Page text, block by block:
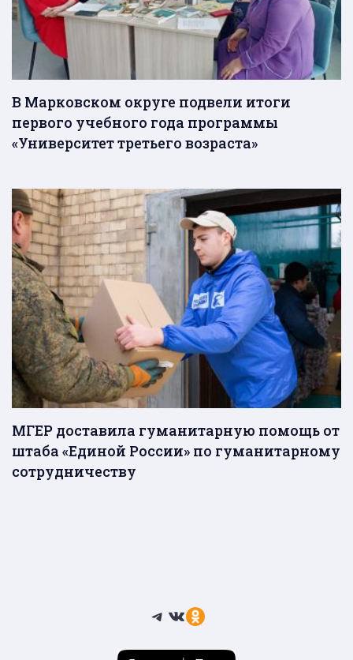
В Марковском округе подвели итоги
первого учебного года программы
«Университет третьего возраста»
МГЕР доставила гуманитарную помощь от
штаба «Единой России» по гуманитарному
сотрудничеству
Telegram
ВКонтакте
Ссылка